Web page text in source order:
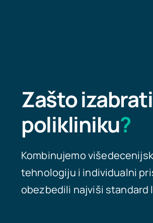
Zašto
polikliniku?
Kombinujemo
tehnologiju i individualni
obezbedili najviši standard